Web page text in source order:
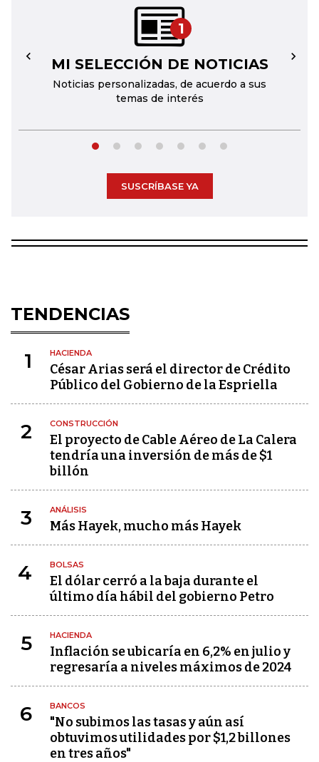
1
MI SELECCIÓN DE NOTICIAS
Noticias personalizadas, de acuerdo a sus
temas de interés
← →
SUSCRÍBASE YA
TENDENCIAS
1 HACIENDA
César Arias será el director de Crédito
Público del Gobierno de la Espriella
2 CONSTRUCCIÓN
El proyecto de Cable Aéreo de La Calera
tendría una inversión de más de $1
billón
3 ANÁLISIS
Más Hayek, mucho más Hayek
4 BOLSAS
El dólar cerró a la baja durante el
último día hábil del gobierno Petro
5 HACIENDA
Inflación se ubicaría en 6,2% en julio y
regresaría a niveles máximos de 2024
6 BANCOS
"No subimos las tasas y aún así
obtuvimos utilidades por $1,2 billones
en tres años"